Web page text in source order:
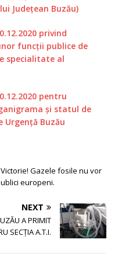
Judeţean Buzău)
privind
funcţii publice de
specialitate al
pentru
și statul de
Urgenţă Buzău
Gazele fosile nu vor
europeni.
NEXT
A PRIMIT
SECŢIA A.T.I.